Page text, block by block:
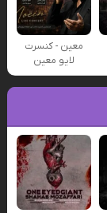
معین - کنسرت
لایو معین